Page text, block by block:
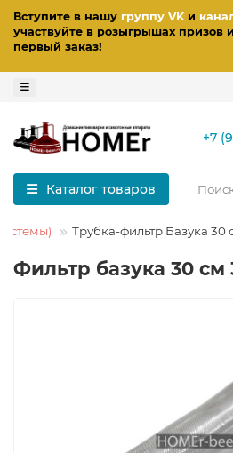
Вступите в нашу группу VKи
участвуйте в розыгрышах призов
первый заказ!
+7
Каталог товаров
Трубка-фильтр Базука 30
Фильтр базука 30 см